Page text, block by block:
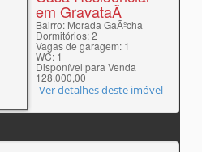
em GravataÃ­
Bairro: Morada GaÃºcha
Dormitórios: 2
Vagas de garagem: 1
WC: 1
Disponível para Venda
128.000,00
Ver detalhes deste imóvel